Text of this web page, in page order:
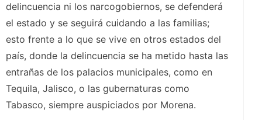
delincuencia ni los narcogobiernos, se defenderá
el estado y se seguirá cuidando a las familias;
esto frente a lo que se vive en otros estados del
país, donde la delincuencia se ha metido hasta las
entrañas de los palacios municipales, como en
Tequila, Jalisco, o las gubernaturas como
Tabasco, siempre auspiciados por Morena.